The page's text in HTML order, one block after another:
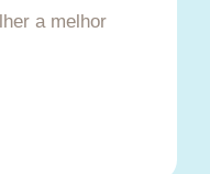
a melhor